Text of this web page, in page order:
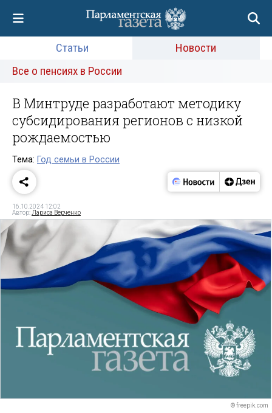
Статьи
Новости
Все о пенсиях в России
В Минтруде разработают методику
субсидирования регионов с низкой
рождаемостью
Тема: Год семьи в России
16.10.2024 12:02
Автор: Лариса Верченко
© freepik.com